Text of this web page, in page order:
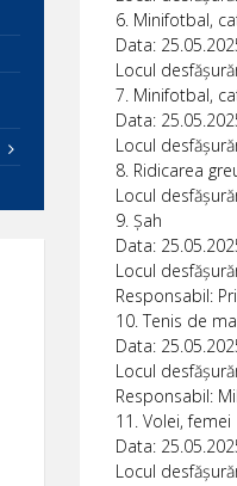
6. Minifotbal,
Data:
Locul
7. Minifotbal,
Data:
Locul
8. Ridicarea
Locul
9. Șah
Data:
Locul
Responsabil:
10. Tenis de
Data:
Locul
Responsabil:
11. Volei, femei
Data:
Locul